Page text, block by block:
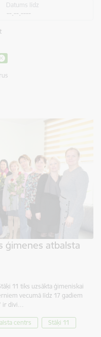
Datums līdz
ģimenes atbalsta
11 tiks uzsākta ģimeniskai
vecumā līdz 17 gadiem
ir divi…
centrs Stāķi 11